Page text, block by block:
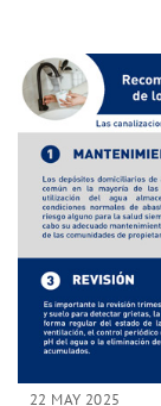
22 MAY 2025